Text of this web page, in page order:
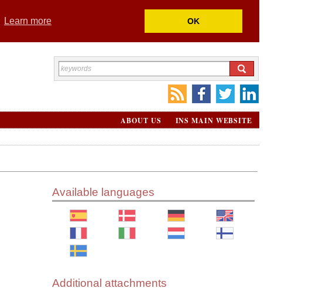
Learn more OK
INS MAIN WEBSITE
ABOUT US
Available languages
Additional attachments